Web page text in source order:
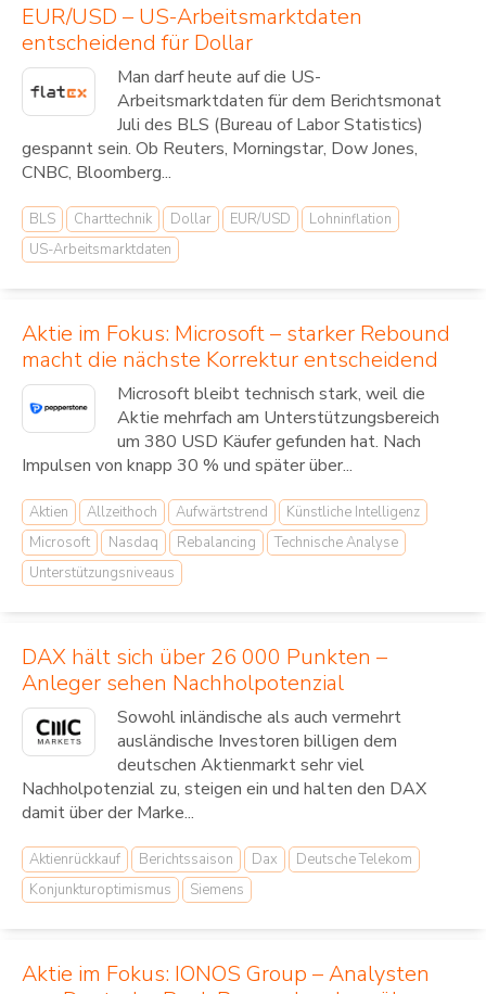
EUR/USD – US-Arbeitsmarktdaten
entscheidend für Dollar
Man darf heute auf die US-
Arbeitsmarktdaten für dem Berichtsmonat
Juli des BLS (Bureau of Labor Statistics)
gespannt sein. Ob Reuters, Morningstar, Dow Jones,
CNBC, Bloomberg...
BLS Charttechnik Dollar EUR/USD
Lohninflation
US-Arbeitsmarktdaten
Aktie im Fokus: Microsoft – starker Rebound
macht die nächste Korrektur entscheidend
Microsoft bleibt technisch stark, weil die
Aktie mehrfach am Unterstützungsbereich
um 380 USD Käufer gefunden hat. Nach
Impulsen von knapp 30 % und später über...
Aktien Allzeithoch Aufwärtstrend
Künstliche Intelligenz
Microsoft
Nasdaq Rebalancing
Technische Analyse
Unterstützungsniveaus
DAX hält sich über 26 000 Punkten –
Anleger sehen Nachholpotenzial
Sowohl inländische als auch vermehrt
ausländische Investoren billigen dem
deutschen Aktienmarkt sehr viel
Nachholpotenzial zu, steigen ein und halten den DAX
damit über der Marke...
Aktienrückkauf Berichtssaison Dax
Deutsche Telekom
Konjunkturoptimismus
Siemens
Aktie im Fokus: IONOS Group – Analysten